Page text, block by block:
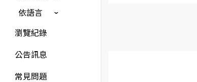
依語言
瀏覽紀錄
公告訊息
常見問題